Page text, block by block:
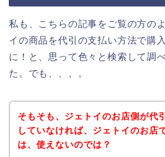
私も、こちらの記事をご覧の方の
イの商品を代引の支払い方法で購
に！と、思って色々と検索して調
た。でも、、、。
そもそも、ジェトイのお店側が代
していなければ、ジェトイのお店
は、使えないのでは？